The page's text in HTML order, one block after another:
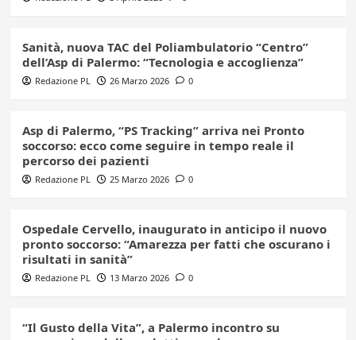
Sanità, nuova TAC del Poliambulatorio “Centro”
dell’Asp di Palermo: “Tecnologia e accoglienza”
Redazione PL 26 Marzo 2026 0
Asp di Palermo, “PS Tracking” arriva nei Pronto
soccorso: ecco come seguire in tempo reale il
percorso dei pazienti
Redazione PL 25 Marzo 2026 0
Ospedale Cervello, inaugurato in anticipo il nuovo
pronto soccorso: “Amarezza per fatti che oscurano i
risultati in sanità”
Redazione PL 13 Marzo 2026 0
“Il Gusto della Vita”, a Palermo incontro su